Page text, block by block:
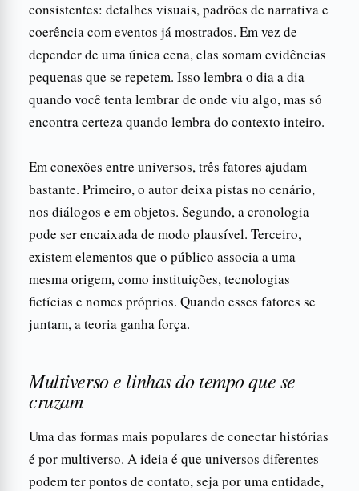
consistentes: detalhes visuais, padrões de narrativa e
coerência com eventos já mostrados. Em vez de
depender de uma única cena, elas somam evidências
pequenas que se repetem. Isso lembra o dia a dia
quando você tenta lembrar de onde viu algo, mas só
encontra certeza quando lembra do contexto inteiro.
Em conexões entre universos, três fatores ajudam
bastante. Primeiro, o autor deixa pistas no cenário,
nos diálogos e em objetos. Segundo, a cronologia
pode ser encaixada de modo plausível. Terceiro,
existem elementos que o público associa a uma
mesma origem, como instituições, tecnologias
fictícias e nomes próprios. Quando esses fatores se
juntam, a teoria ganha força.
Multiverso e linhas do tempo que se
cruzam
Uma das formas mais populares de conectar histórias
é por multiverso. A ideia é que universos diferentes
podem ter pontos de contato, seja por uma entidade,